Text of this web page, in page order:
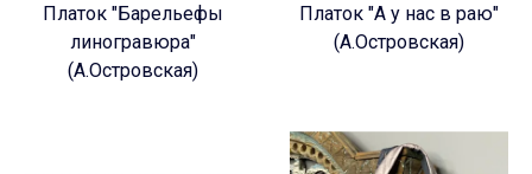
Платок "Барельефы
линогравюра"
(А.Островская)
Платок "А у нас в раю"
(А.Островская)